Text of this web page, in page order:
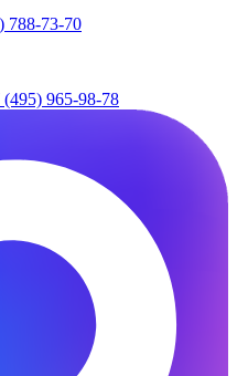
788-73-70
(495) 965-98-78